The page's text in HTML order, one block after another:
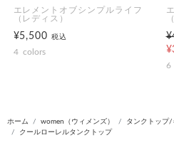
エレメントオブシンプルライフ
（レディス）
¥5,500税込
4 colors
6
ホーム women（ウィメンズ）
タンクトップ/
クールローレルタンクトップ